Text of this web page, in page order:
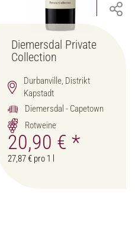
Diemersdal Private
Collection
Durbanville, Distrikt
Kapstadt
Diemersdal - Capetown
Rotweine
20,90 € *
27,87 € pro 1 l